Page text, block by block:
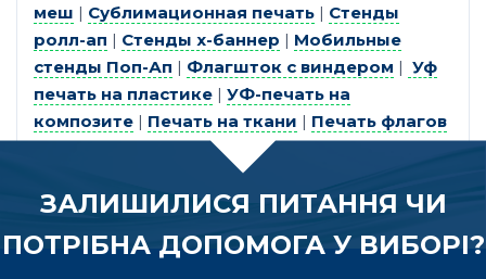
меш | Сублимационная печать | Стенды
ролл-ап | Стенды х-баннер | Мобильные
стенды Поп-Ап | Флагшток с виндером | Уф
печать на пластике | УФ-печать на
композите | Печать на ткани | Печать флагов
ЗАЛИШИЛИСЯ ПИТАННЯ ЧИ
ПОТРІБНА ДОПОМОГА У ВИБОРІ?